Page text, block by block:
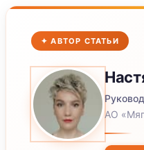
✦ АВТОР СТАТЬИ
АО